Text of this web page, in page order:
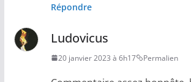
Répondre
Ludovicus
20 janvier 2023 à 6h17 Permalien